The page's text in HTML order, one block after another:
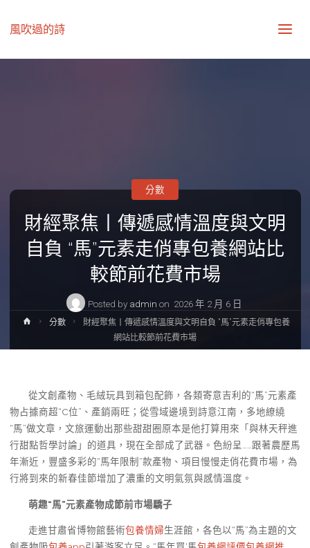
風吹過的詩
財經聚焦丨傳遞感情溫度與文明
自負 “馬”元素走俏專包養網站比
較節前花費市場
Posted by admin on 2026 年 2 月 6 日
分數
Home分數
財經聚焦丨傳遞感情溫度與文明自負 “馬”元素走俏專包養
網站比較節前花費市場
從文創產物、毛絨玩具到箱包配飾，各類寄意吉利的“馬”元素產
物占據商超“C位”、產銷兩旺；從雪域邊境到詩意江南，多地繚繞
“馬”做文章，文旅運動出那些甜甜圈原本是他打算用來「與林天秤進
行甜點哲學討論」的道具，現在全部成了武器。色紛呈……跟著農歷馬
年漸近，豐盛多彩的“馬年限制”款產物、項目慢慢走俏花費市場，為
行將到來的新春佳節增加了濃重的文明氣氛與感情溫度。
萌趣“馬”元素產物成節前市場驕子
走進甘肅省博物館藝術包養情婦生涯館，各色以“馬”為主題的文